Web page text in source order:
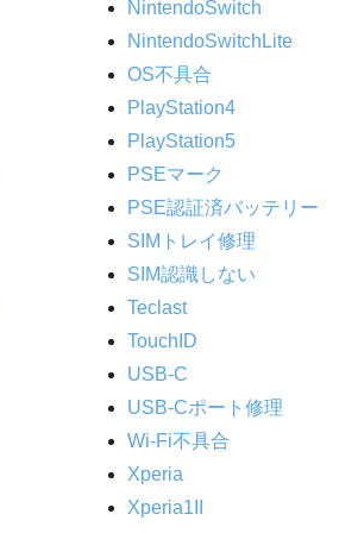
NintendoSwitch
NintendoSwitchLite
OS不具合
PlayStation4
PlayStation5
PSEマーク
PSE認証済バッテリー
SIMトレイ修理
SIM認識しない
Teclast
TouchID
USB-C
USB-Cポート修理
Wi-Fi不具合
Xperia
Xperia1II